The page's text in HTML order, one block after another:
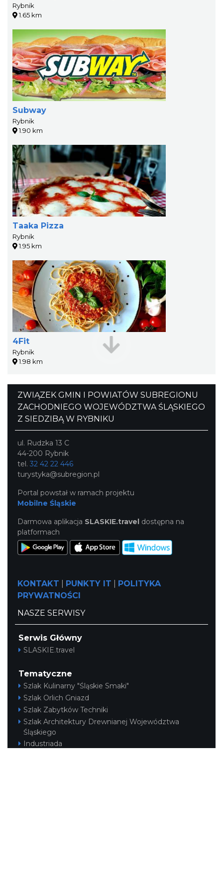
Rybnik
1.65 km
Subway
Rybnik
1.90 km
Taaka Pizza
Rybnik
1.95 km
4Fit
Rybnik
1.98 km
ZWIĄZEK GMIN I POWIATÓW SUBREGIONU
ZACHODNIEGO WOJEWÓDZTWA ŚLĄSKIEGO
Z SIEDZIBĄ W RYBNIKU
ul. Rudzka 13 C
44-200 Rybnik
tel. 32 42 22 446
turystyka@subregion.pl
Portal powstał w ramach projektu
Mobilne Śląskie
Darmowa aplikacja SLASKIE.travel dostępna na
platformach
KONTAKT PUNKTY IT
POLITYKA
PRYWATNOŚCI
NASZE SERWISY
Serwis Główny
SLASKIE.travel
Tematyczne
Szlak Kulinarny "Śląskie Smaki"
Szlak Orlich Gniazd
Szlak Zabytków Techniki
Szlak Architektury Drewnianej Województwa
Śląskiego
Industriada